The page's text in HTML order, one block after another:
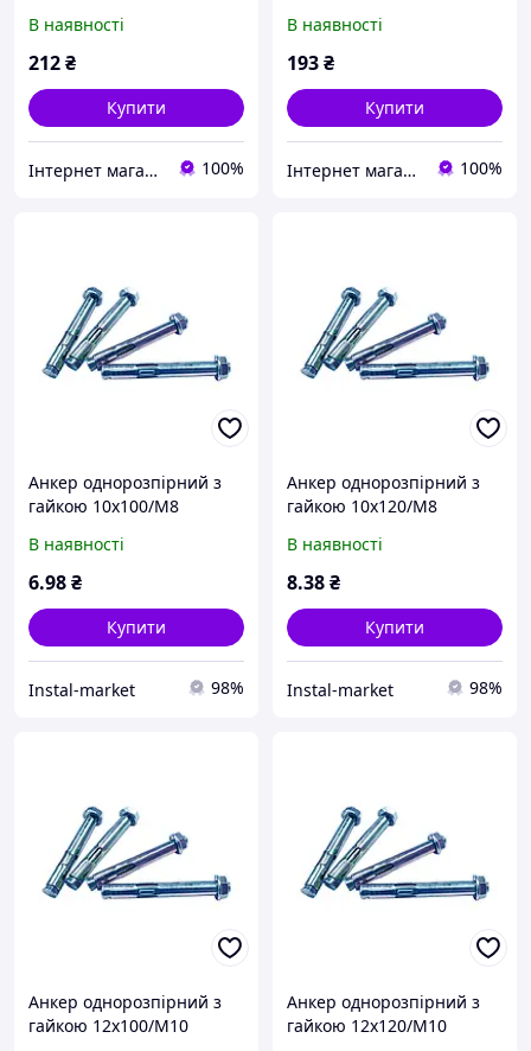
В наявності
212₴
Купити
Інтернет магазин stroymag.dp.ua 100%
В наявності
193₴
Купити
Інтернет магазин stroymag.dp.ua 100%
Анкер однорозпірний з
гайкою 10х100/M8
В наявності
6.98₴
Купити
Instal-market 98%
Анкер однорозпірний з
гайкою 10х120/M8
В наявності
8.38₴
Купити
Instal-market 98%
Анкер однорозпірний з
гайкою 12х100/M10
Анкер однорозпірний з
гайкою 12х120/M10